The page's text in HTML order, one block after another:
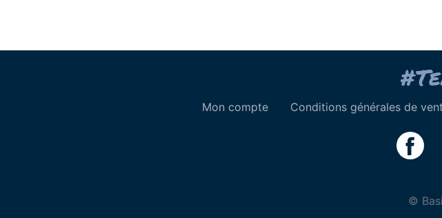
Mon compte Conditions générales de
©